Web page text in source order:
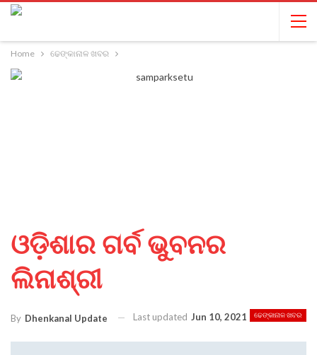
Home ଢେଙ୍କାନାଳ ଖବର
ଓଡ଼ିଶାର ଗର୍ବ ଭୁବନର
ଲିନାଶ୍ରୀ
ଢେଙ୍କାନାଳ ଖବର
By Dhenkanal Update Last updated Jun 10, 2021